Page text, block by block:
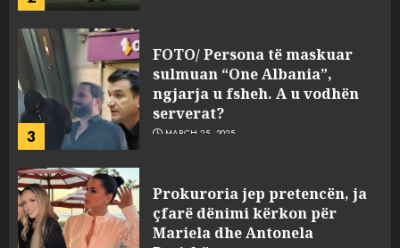
3
sulmuan “One Albania”,
ngjarja u fsheh. A u vodhën
serverat?
MARCH 25, 2025
çfarë dënimi kërkon për
Mariela dhe Antonela
Berishën